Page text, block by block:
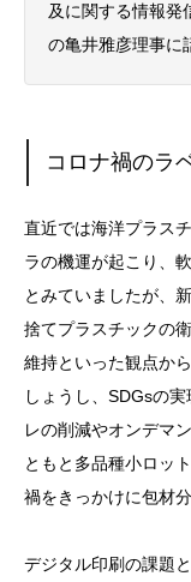
及に関する情報発
の亀井雅彦理事に
コロナ禍のラ
直近では海洋プラス
ラの機運が起こり、
とみていましたが、
捨てプラスチックの
維持といった観点か
しょうし、SDGsの
レの削減やオンデマ
ともと多品種小ロッ
禍をきっかけに包材
デジタル印刷の課題